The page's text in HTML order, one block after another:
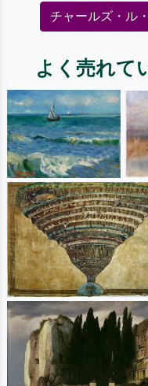
チャールズ・ル
よく売れて